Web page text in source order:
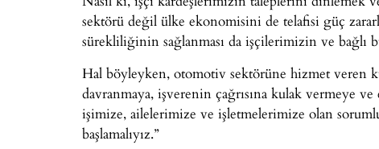
sektörü değil ülke ekonomisini de telafisi güç
sürekliliğinin sağlanması da işçilerimizin ve bağlı
Hal böyleyken, otomotiv sektörüne hizmet veren
davranmaya, işverenin çağrısına kulak vermeye
işimize, ailelerimize ve işletmelerimize olan
başlamalıyız.”